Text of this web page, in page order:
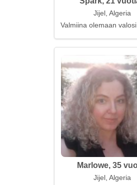
Jijel, Algeria
Valmiina olemaan
Marlowe, 35
Jijel, Algeria